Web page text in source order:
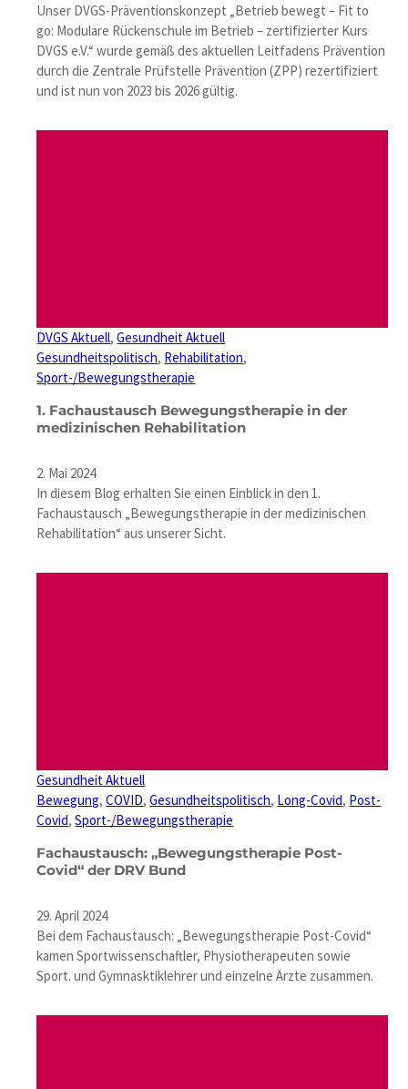
Unser DVGS-Präventionskonzept „Betrieb bewegt – Fit to
go: Modulare Rückenschule im Betrieb – zertifizierter Kurs
DVGS e.V.“ wurde gemäß des aktuellen Leitfadens Prävention
durch die Zentrale Prüfstelle Prävention (ZPP) rezertifiziert
und ist nun von 2023 bis 2026 gültig.
DVGS Aktuell, Gesundheit Aktuell
Gesundheitspolitisch, Rehabilitation
Sport-/Bewegungstherapie
1. Fachaustausch Bewegungstherapie in der
medizinischen Rehabilitation
2. Mai 2024
In diesem Blog erhalten Sie einen Einblick in den 1.
Fachaustausch „Bewegungstherapie in der medizinischen
Rehabilitation“ aus unserer Sicht.
Gesundheit Aktuell
Bewegung, COVID, Gesundheitspolitisch, Long-Covid, Post-
Covid, Sport-/Bewegungstherapie
Fachaustausch: „Bewegungstherapie Post-
Covid“ der DRV Bund
29. April 2024
Bei dem Fachaustausch: „Bewegungstherapie Post-Covid“
kamen Sportwissenschaftler, Physiotherapeuten sowie
Sport. und Gymnasktiklehrer und einzelne Ärzte zusammen.